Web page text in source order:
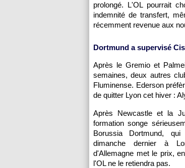
prolongé. L'OLpourrait
indemnité de transfert,
récemment revenue aux
Dortmund a supervisé
Après le Gremio et
semaines, deux autres
Fluminense. Ederson
de quitter Lyon cet hiver :
Après Newcastle et la
formation songe
Borussia Dortmund,
dimanche dernier à
d'Allemagne met le prix,
l'OLne le retiendra pas.